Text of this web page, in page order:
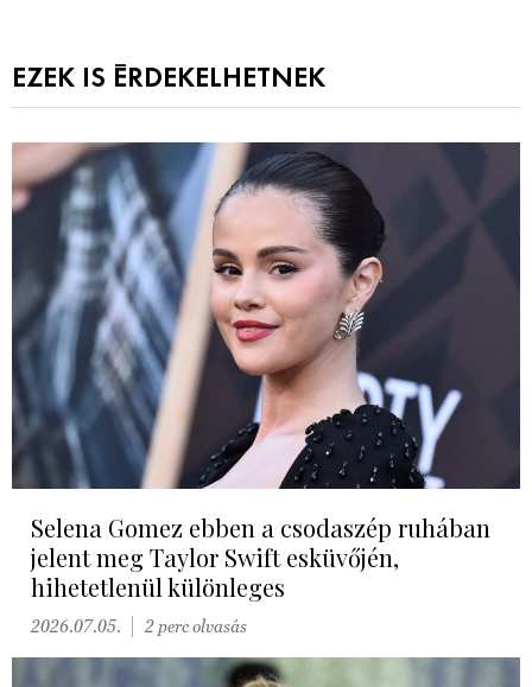
EZEK IS ÉRDEKELHETNEK
Selena Gomez ebben a csodaszép ruhában
jelent meg Taylor Swift esküvőjén,
hihetetlenül különleges
2026.07.05. 2 perc olvasás